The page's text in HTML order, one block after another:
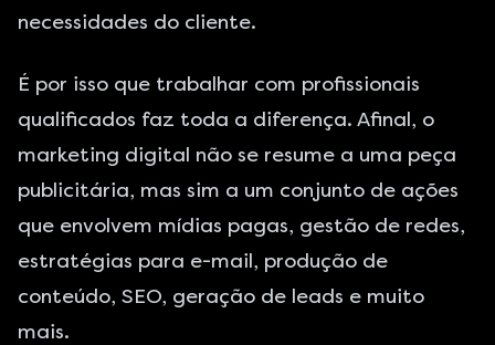
necessidades do cliente.
É por isso que trabalhar com profissionais
qualificados faz toda a diferença. Afinal, o
marketing digital não se resume a uma peça
publicitária, mas sim a um conjunto de ações
que envolvem mídias pagas, gestão de redes,
estratégias para e-mail, produção de
conteúdo, SEO, geração de leads e muito
mais.